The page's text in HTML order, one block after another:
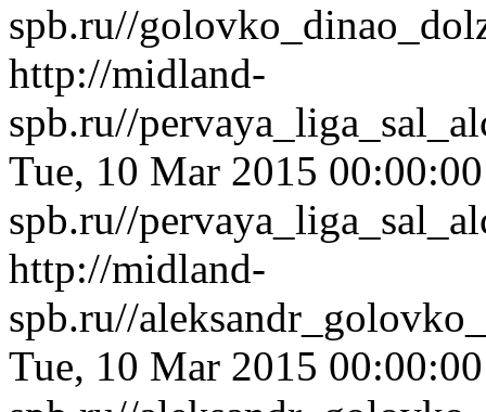
spb.ru//
http://midland-
spb.ru//
Tue, 10 Mar 2015
spb.ru//
http://midland-
spb.ru//
Tue, 10 Mar 2015